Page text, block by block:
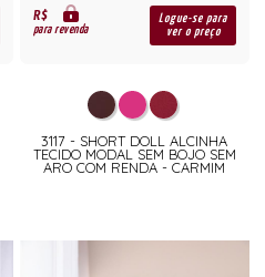
R$
para revenda
Logue-se para
ver o preço
3117 - SHORT DOLL ALCINHA
TECIDO MODAL SEM BOJO SEM
ARO COM RENDA - CARMIM